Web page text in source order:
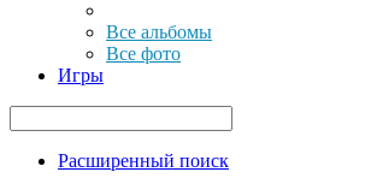
Все альбомы
Все фото
Игры
Расширенный поиск